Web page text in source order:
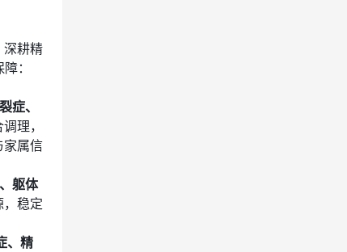
深耕精
：
症、
理，
家属信
躯体
稳定
、精